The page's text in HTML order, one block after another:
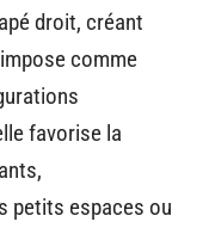
droit, créant
comme
favorise la
petits espaces ou